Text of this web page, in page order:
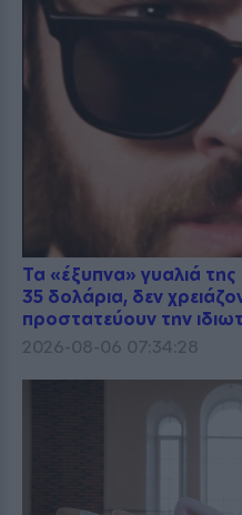
Τα «έξυπνα» γυαλιά
35 δολάρια, δεν
προστατεύουν την
2026-08-06 07:34:28